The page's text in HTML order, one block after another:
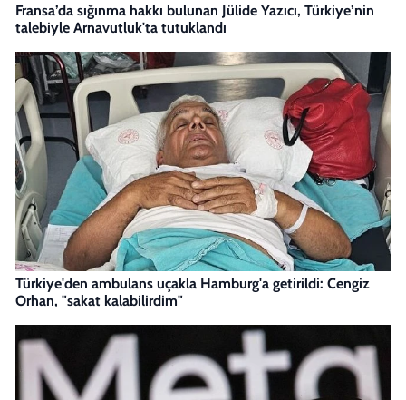
Fransa’da sığınma hakkı bulunan Jülide Yazıcı, Türkiye’nin
talebiyle Arnavutluk'ta tutuklandı
Türkiye'den ambulans uçakla Hamburg'a getirildi: Cengiz
Orhan, "sakat kalabilirdim"